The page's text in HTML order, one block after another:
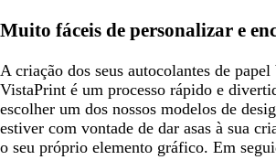
Muito fáceis de personalizar e
A criação dos seus autocolantes de
VistaPrint é um processo rápido e
escolher um dos nossos modelos de
estiver com vontade de dar asas à sua
o seu próprio elemento gráfico. Em